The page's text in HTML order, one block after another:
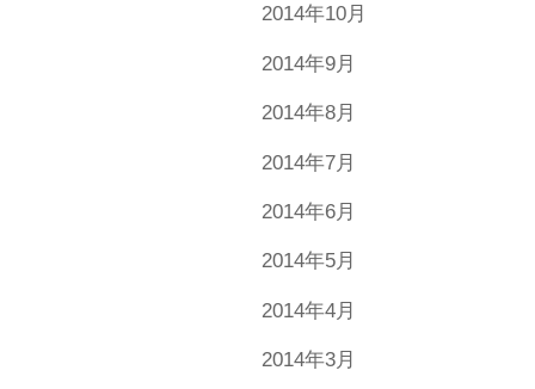
2014年10月
2014年9月
2014年8月
2014年7月
2014年6月
2014年5月
2014年4月
2014年3月